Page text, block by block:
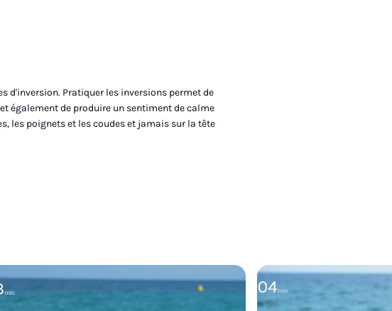
d'inversion. Pratiquer les inversions permet de
également de produire un sentiment de calme
les poignets et les coudes et jamais sur la tête